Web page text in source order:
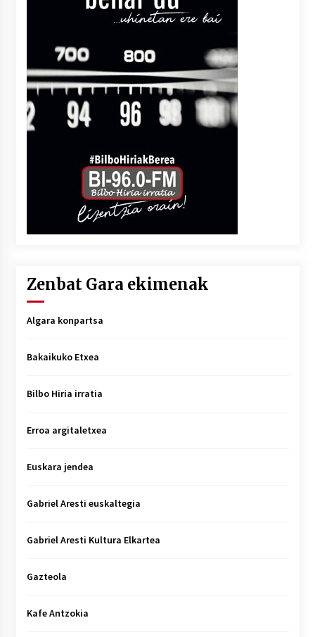
Zenbat Gara ekimenak
Algara konpartsa
Bakaikuko Etxea
Bilbo Hiria irratia
Erroa argitaletxea
Euskara jendea
Gabriel Aresti euskaltegia
Gabriel Aresti Kultura Elkartea
Gazteola
Kafe Antzokia